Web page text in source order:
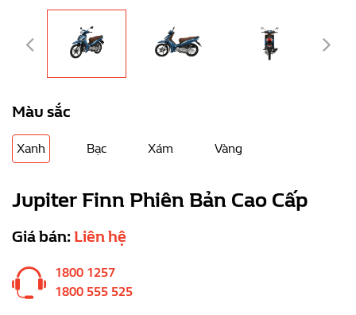
Màu sắc
Xanh Bạc Xám Vàng
Jupiter Finn Phiên Bản Cao Cấp
Giá bán:Liên hệ
1800 1257
1800 555 525